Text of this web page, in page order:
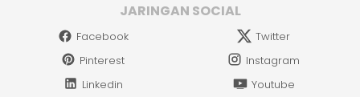
JARINGAN SOCIAL
Facebook
Twitter
Pinterest
Instagram
Linkedin
Youtube